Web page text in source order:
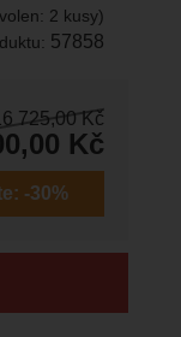
2 kusy)
57858
725,00 Kč
Kč
-30%